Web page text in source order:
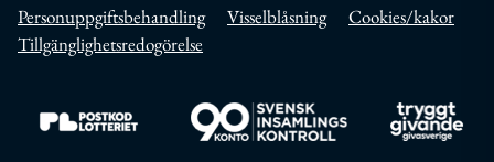
Personuppgiftsbehandling Visselblåsning
Cookies/kakor
Tillgänglighetsredogörelse
Till https://www.postkodlotteriet.se/Till https://www.insamlingskontroll.se/
Till https://